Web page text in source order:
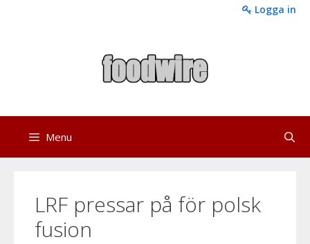
Logga in
Menu
LRF pressar på för polsk
fusion